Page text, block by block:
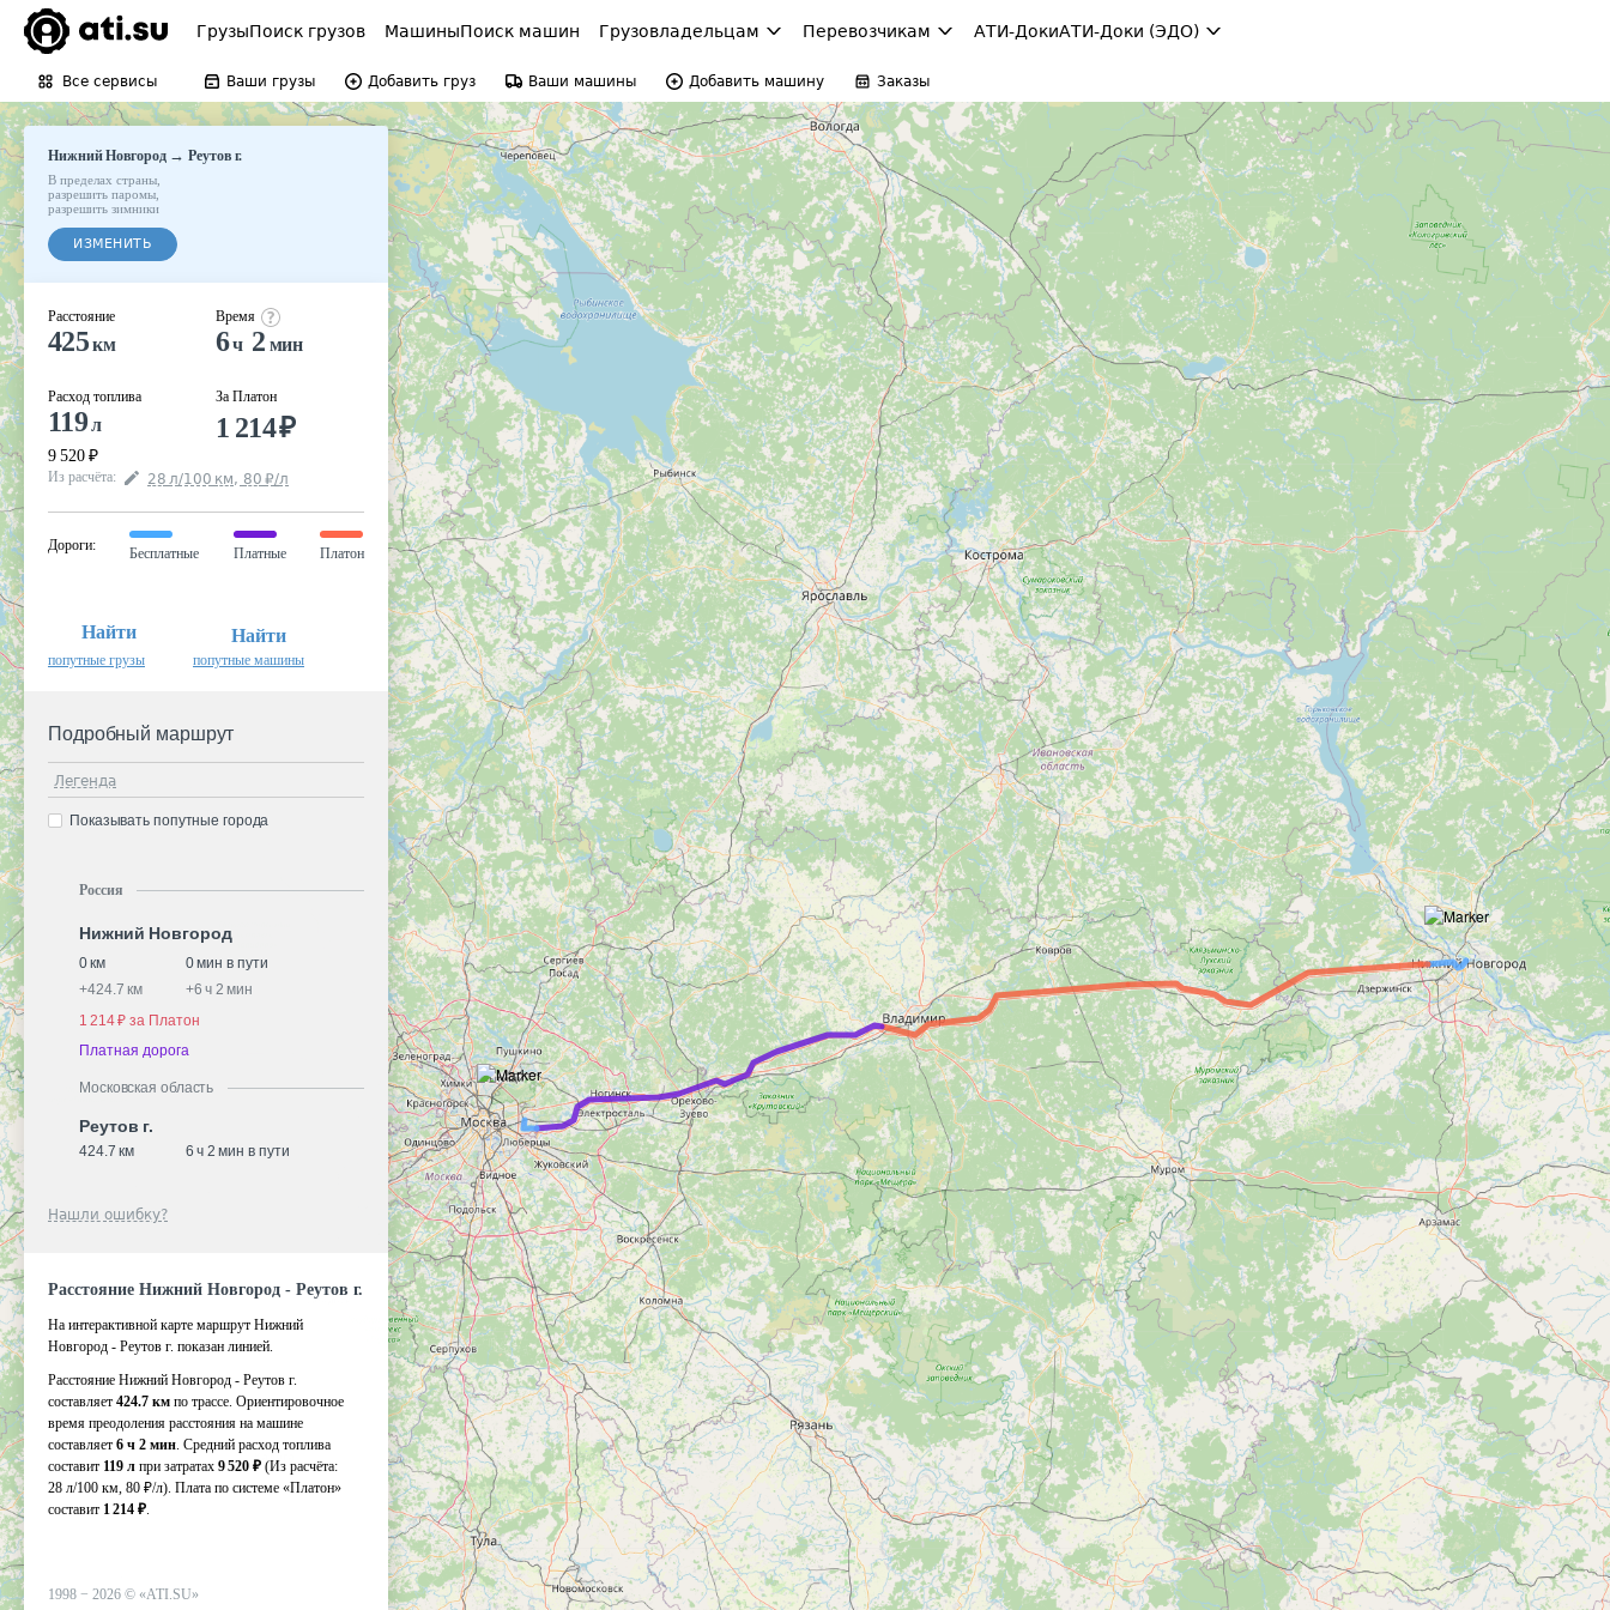
ГрузыПоиск грузов МашиныПоиск машин Грузовладельцам Перевозчикам АТИ-ДокиАТИ-Доки (ЭДО)
Все сервисы Ваши грузы Добавить груз Ваши машины Добавить машину Заказы
Нижний Новгород→Реутов г.
В пределах страны
разрешить паромы
разрешить зимники
ИЗМЕНИТЬ
Расстояние
425км
Расход топлива
119л
9 520 ₽
Время
6ч 2 мин
За Платон
1 214₽
Из расчёта: 28 л/100 км, 80 ₽/л
Дороги:
Бесплатные Платные Платон
Найти
попутные грузы
Найти
попутные машины
Подробный маршрут
Легенда
Показывать попутные города
Россия
Нижний Новгород
0 км
0 мин в пути
+424.7 км +6 ч 2 мин
1 214 ₽ за Платон
Платная дорога
Московская область
Реутов г.
424.7 км 6 ч 2 мин в пути
Нашли ошибку?
Расстояние Нижний Новгород - Реутов г.
На интерактивной карте маршрут Нижний
Новгород - Реутов г. показан линией.
Расстояние Нижний Новгород - Реутов г.
составляет 424.7 км по трассе. Ориентировочное
время преодоления расстояния на машине
составляет 6 ч 2 мин. Средний расход топлива
составит 119 л при затратах 9 520 ₽ (Из расчёта:
28 л/100 км, 80 ₽/л). Плата по системе «Платон»
составит 1 214 ₽.
1998 − 2026 © «ATI.SU»